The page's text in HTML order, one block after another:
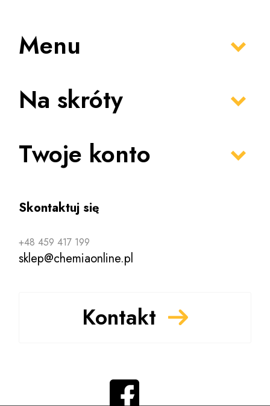
Menu
Na skróty
Twoje konto
Skontaktuj się
+48 459 417 199
sklep@chemiaonline.pl
Kontakt